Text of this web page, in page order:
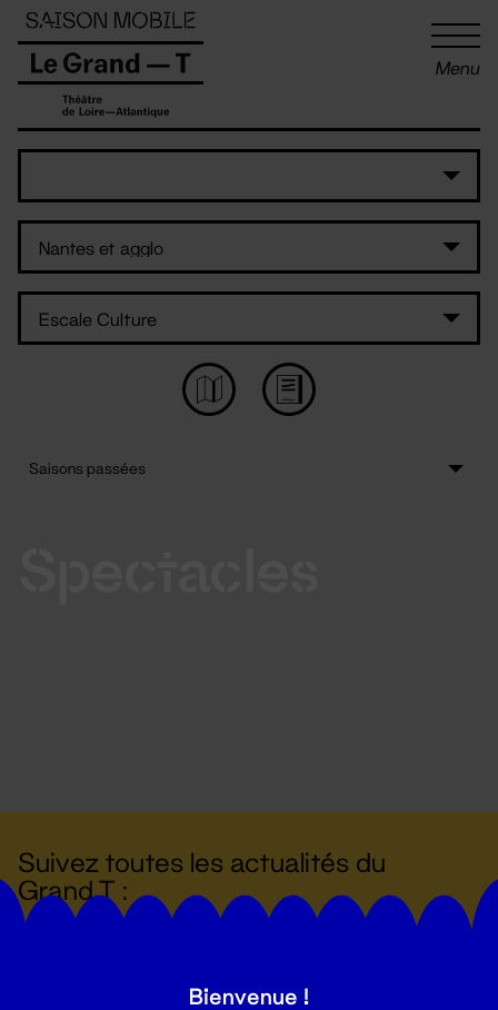
Menu
Suivez toutes les actualités du
Grand T :
Panneau de gestion des cookies
Bienvenue !